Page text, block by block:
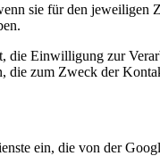
sie für den
die Einwilligung zur
die zum Zweck der
ein, die von der